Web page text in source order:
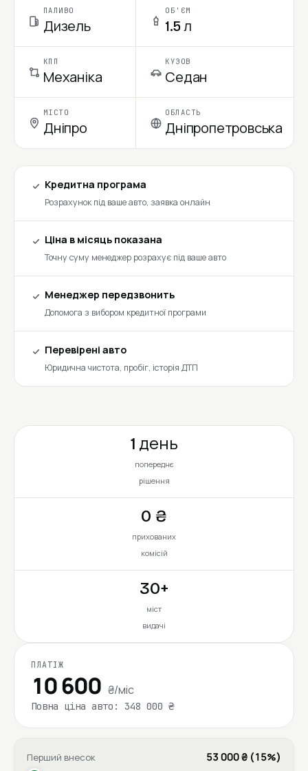
ПАЛИВО
Дизель
ОБ'ЄМ
1.5 л
КПП
Механіка
КУЗОВ
Седан
МІСТО
Дніпро
ОБЛАСТЬ
Дніпропетровська
Кредитна програма
Розрахунок під ваше авто, заявка онлайн
Ціна в місяць показана
Точну суму менеджер розрахує під ваше авто
Менеджер передзвонить
Допомога з вибором кредитної програми
Перевірені авто
Юридична чистота, пробіг, історія ДТП
1 день
попереднє
рішення
0 ₴
прихованих
комісій
30+
міст
видачі
ПЛАТІЖ
10 600 ₴/міс
Повна ціна авто: 348 000 ₴
Перший внесок 53 000 ₴ (15%)